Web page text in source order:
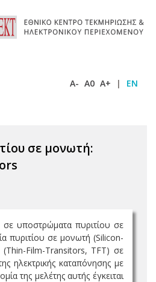
A- A0 A+ | EN
σε μονωτή:
σε υποστρώματα πυριτίου σε
πυριτίου σε μονωτή (Silicon-
(Thin-Film-Transitors, TFT) σε
ηλεκτρικής καταπόνησης με
της μελέτης αυτής έγκειται